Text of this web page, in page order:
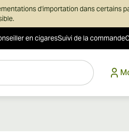
d'importation dans certains
en cigaresSuivi de la commande